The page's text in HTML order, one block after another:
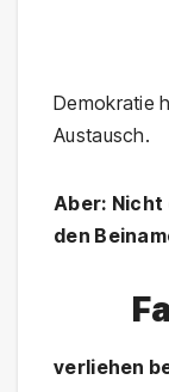
Demokratie
Austausch.
Aber: Nicht
den
verliehen